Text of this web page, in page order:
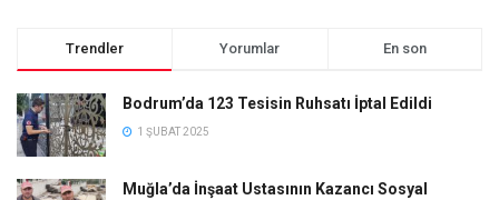
Trendler Yorumlar En son
Bodrum’da 123 Tesisin Ruhsatı İptal Edildi
1 ŞUBAT 2025
Muğla’da İnşaat Ustasının Kazancı Sosyal